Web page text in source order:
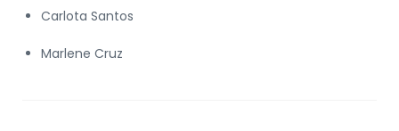
Carlota Santos
Marlene Cruz